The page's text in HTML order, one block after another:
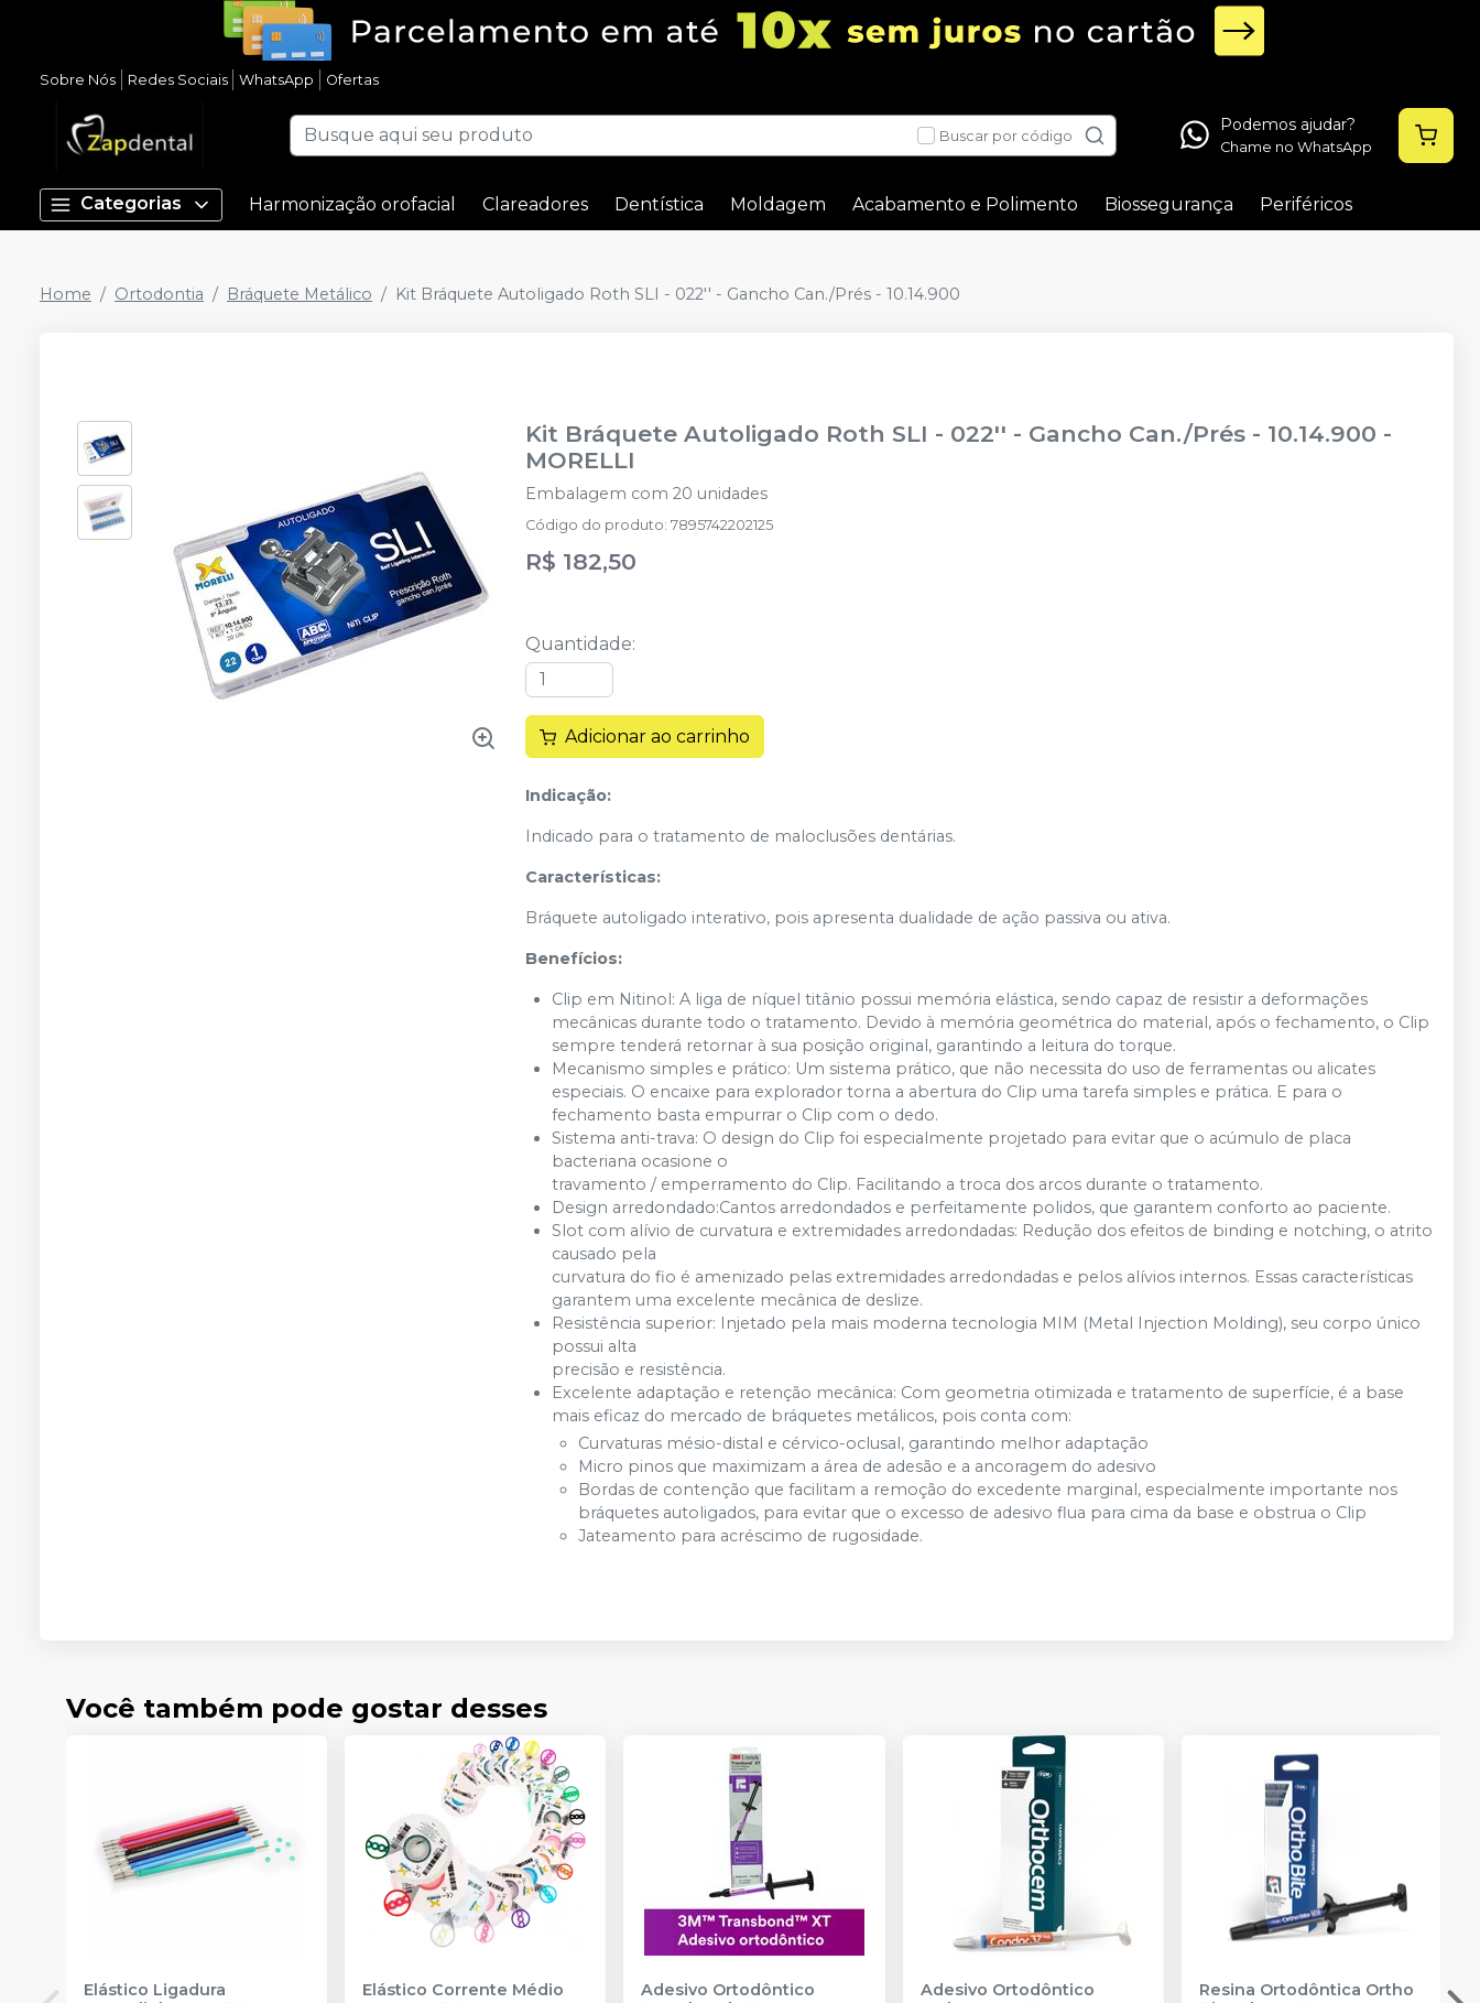
Sobre Nós Redes Sociais WhatsApp Ofertas
Buscar por código
Podemos ajudar?
Chame no WhatsApp
Categorias Harmonização orofacial Clareadores Dentística Moldagem Acabamento e Polimento Biossegurança Periféricos
Home Ortodontia Bráquete Metálico Kit Bráquete Autoligado Roth SLI - 022'' - Gancho Can./Prés - 10.14.900
Kit Bráquete Autoligado Roth SLI - 022'' - Gancho Can./Prés - 10.14.900 -
MORELLI
Embalagem com 20 unidades
Código do produto:7895742202125
R$ 182,50
Quantidade:
Adicionar ao carrinho
Indicação:
Indicado para o tratamento de maloclusões dentárias.
Características:
Bráquete autoligado interativo, pois apresenta dualidade de ação passiva ou ativa.
Benefícios:
Clip em Nitinol: A liga de níquel titânio possui memória elástica, sendo capaz de resistir a deformações
mecânicas durante todo o tratamento. Devido à memória geométrica do material, após o fechamento, o Clip
sempre tenderá retornar à sua posição original, garantindo a leitura do torque.
Mecanismo simples e prático: Um sistema prático, que não necessita do uso de ferramentas ou alicates
especiais. O encaixe para explorador torna a abertura do Clip uma tarefa simples e prática. E para o
fechamento basta empurrar o Clip com o dedo.
Sistema anti-trava: O design do Clip foi especialmente projetado para evitar que o acúmulo de placa
bacteriana ocasione o
travamento / emperramento do Clip. Facilitando a troca dos arcos durante o tratamento.
Design arredondado:Cantos arredondados e perfeitamente polidos, que garantem conforto ao paciente.
Slot com alívio de curvatura e extremidades arredondadas: Redução dos efeitos de binding e notching, o atrito
causado pela
curvatura do fio é amenizado pelas extremidades arredondadas e pelos alívios internos. Essas características
garantem uma excelente mecânica de deslize.
Resistência superior: Injetado pela mais moderna tecnologia MIM (Metal Injection Molding), seu corpo único
possui alta
precisão e resistência.
Excelente adaptação e retenção mecânica: Com geometria otimizada e tratamento de superfície, é a base
mais eficaz do mercado de bráquetes metálicos, pois conta com:
Curvaturas mésio-distal e cérvico-oclusal, garantindo melhor adaptação
Micro pinos que maximizam a área de adesão e a ancoragem do adesivo
Bordas de contenção que facilitam a remoção do excedente marginal, especialmente importante nos
bráquetes autoligados, para evitar que o excesso de adesivo flua para cima da base e obstrua o Clip
Jateamento para acréscimo de rugosidade.
Você também pode gostar desses
Elástico Ligadura
Elástico Corrente Médio
Adesivo Ortodôntico
Adesivo Ortodôntico
Resina Ortodôntica Ortho